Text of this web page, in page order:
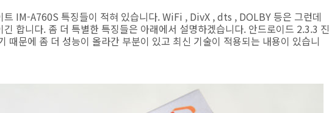
트 IM-A760S 특징들이 적혀 있습니다. WiFi , DivX , dts , DOLBY 등은 그런데
합니다. 좀 더 특별한 특징들은 아래에서 설명하겠습니다. 안드로이드 2.3.3 진
때문에 좀 더 성능이 올라간 부분이 있고 최신 기술이 적용되는 내용이 있습니